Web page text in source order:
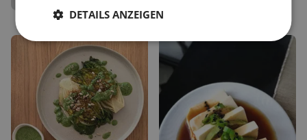
DETAILS ANZEIGEN